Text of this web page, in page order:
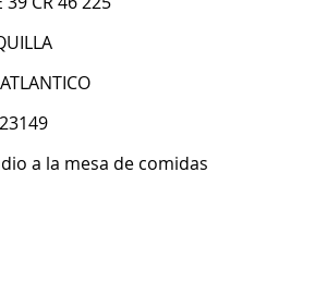
ATLANTICO
a la mesa de comidas